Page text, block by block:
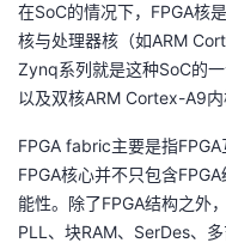
在SoC的情况下，FPGA核
核与处理器核（如ARM
Zynq系列就是这种SoC的一
以及双核ARM Cortex-A9内
FPGA fabric主要是指FPGA
FPGA核心并不只包含
能性。除了FPGA结构之外
PLL、块RAM、SerDes、